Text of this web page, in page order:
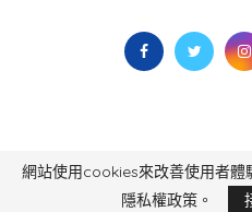
毅傳媒控股股份有限公司 版權所有，
Yi Media Inc.
電
網站使用cookies來改善使用者體
隱私權政策。